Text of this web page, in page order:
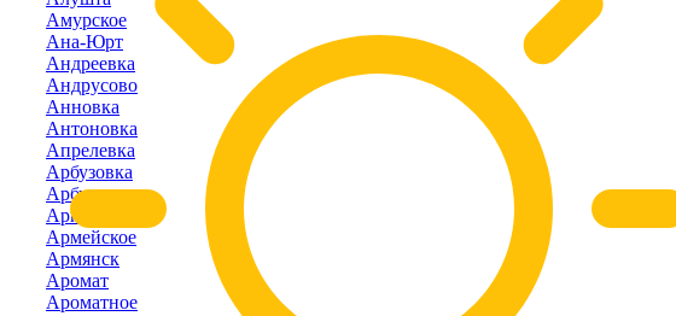
Амурское
Ана-Юрт
Андреевка
Андрусово
Анновка
Антоновка
Апрелевка
Арбузовка
Арбузово
Аркадьевка
Армейское
Армянск
Аромат
Ароматное